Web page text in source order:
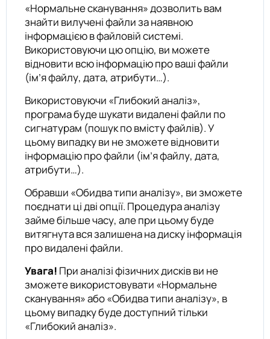
«Нормальне сканування» дозволить вам
знайти вилучені файли за наявною
інформацією в файловій системі.
Використовуючи цю опцію, ви можете
відновити всю інформацію про ваші файли
(ім’я файлу, дата, атрибути…).
Використовуючи «Глибокий аналіз»,
програма буде шукати видалені файли по
сигнатурам (пошук по вмісту файлів). У
цьому випадку ви не зможете відновити
інформацію про файли (ім’я файлу, дата,
атрибути…).
Обравши «Обидва типи аналізу», ви зможете
поєднати ці дві опції. Процедура аналізу
займе більше часу, але при цьому буде
витягнута вся залишена на диску інформація
про видалені файли.
Увага! При аналізі фізичних дисків ви не
зможете використовувати «Нормальне
сканування» або «Обидва типи аналізу», в
цьому випадку буде доступний тільки
«Глибокий аналіз».